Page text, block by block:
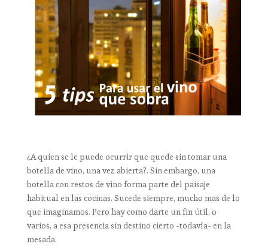
¿A quien se le puede ocurrir que quede sin tomar una
botella de vino, una vez abierta?. Sin embargo, una
botella con restos de vino forma parte del paisaje
habitual en las cocinas. Sucede siempre, mucho mas de lo
que imaginamos. Pero hay como darte un fin útil, o
varios, a esa presencia sin destino cierto -todavía- en la
mesada.